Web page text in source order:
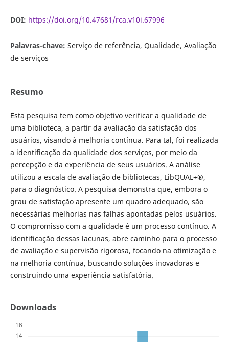
DOI: https://doi.org/10.47681/rca.v10i.67996
Palavras-chave: Serviço de referência, Qualidade, Avaliação
de serviços
Resumo
Esta pesquisa tem como objetivo verificar a qualidade de
uma biblioteca, a partir da avaliação da satisfação dos
usuários, visando à melhoria contínua. Para tal, foi realizada
a identificação da qualidade dos serviços, por meio da
percepção e da experiência de seus usuários. A análise
utilizou a escala de avaliação de bibliotecas, LibQUAL+®,
para o diagnóstico. A pesquisa demonstra que, embora o
grau de satisfação apresente um quadro adequado, são
necessárias melhorias nas falhas apontadas pelos usuários.
O compromisso com a qualidade é um processo contínuo. A
identificação dessas lacunas, abre caminho para o processo
de avaliação e supervisão rigorosa, focando na otimização e
na melhoria contínua, buscando soluções inovadoras e
construindo uma experiência satisfatória.
Downloads